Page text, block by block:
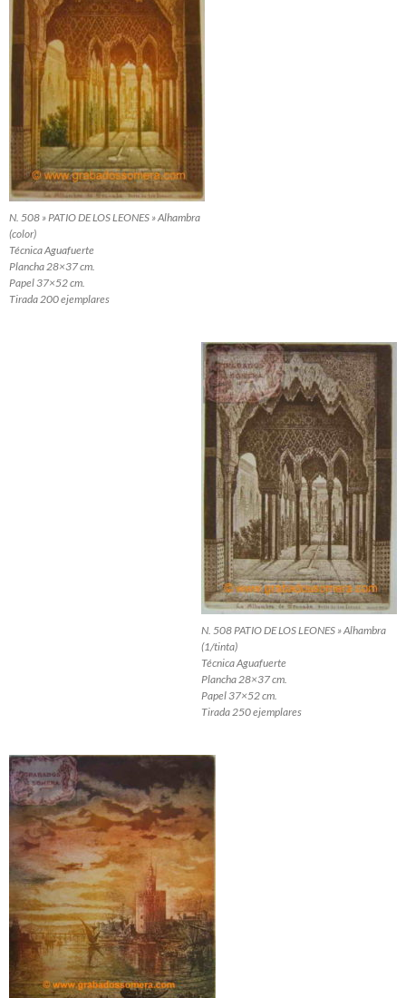
N. 508 » PATIO DE LOS LEONES » Alhambra
(color)
Técnica Aguafuerte
Plancha 28×37 cm.
Papel 37×52 cm.
Tirada 200 ejemplares
N. 508 PATIO DE LOS LEONES » Alhambra
(1/tinta)
Técnica Aguafuerte
Plancha 28×37 cm.
Papel 37×52 cm.
Tirada 250 ejemplares